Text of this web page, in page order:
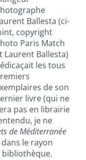
Ballesta (ci-
copyright
Paris Match
Laurent Ballesta)
les tous
de son
livre (qui ne
pas en librairie
je ne
de Méditerranée
le rayon
bibliothèque.